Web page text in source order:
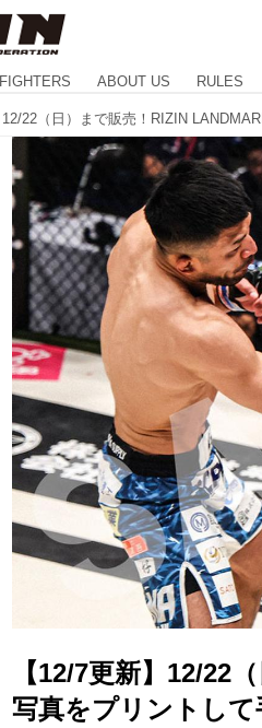
FIGHTERS ABOUT US RULES
【12/7更新】12/22
写真をプリントし